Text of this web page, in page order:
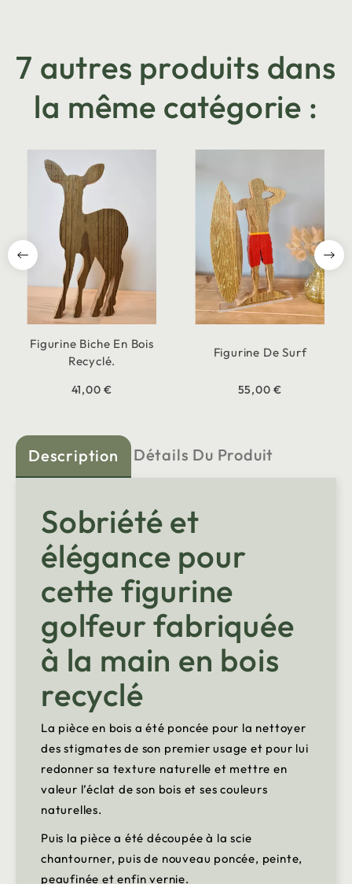
7 autres produits dans
la même catégorie :
Figurine Biche En Bois
Recyclé.
41,00 €
Figurine De Surf
55,00 €
Description Détails Du Produit
Sobriété et
élégance pour
cette figurine
golfeur fabriquée
à la main en bois
recyclé
La pièce en bois a été poncée pour la nettoyer
des stigmates de son premier usage et pour lui
redonner sa texture naturelle et mettre en
valeur l’éclat de son bois et ses couleurs
naturelles.
Puis la pièce a été découpée à la scie
chantourner, puis de nouveau poncée, peinte,
peaufinée et enfin vernie.